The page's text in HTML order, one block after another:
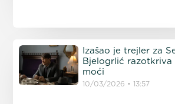
Izašao je trejler za
Bjelogrlić razotkriva
moći
10/03/2026 13:57